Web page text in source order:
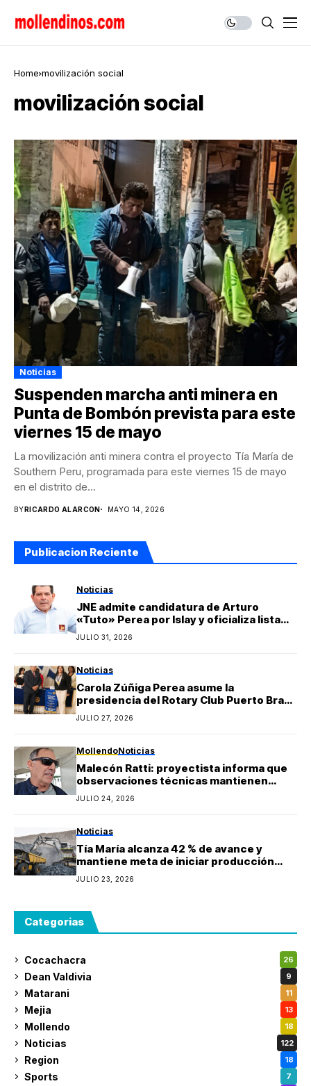
Home movilización social
movilización social
Noticias
Suspenden marcha anti minera en
Punta de Bombón prevista para este
viernes 15 de mayo
La movilización anti minera contra el proyecto Tía María de
Southern Peru, programada para este viernes 15 de mayo
en el distrito de...
BY RICARDO ALARCON MAYO 14, 2026
Publicacion Reciente
Noticias
JNE admite candidatura de Arturo
«Tuto» Perea por Islay y oficializa lista
regional de Yo Arequipa encabezada por
Berly Gonzales
JULIO 31, 2026
Noticias
Carola Zúñiga Perea asume la
presidencia del Rotary Club Puerto Bravo
Mollendo y anuncia proyectos sociales
para la provincia de Islay
JULIO 27, 2026
MollendoNoticias
Malecón Ratti: proyectista informa que
observaciones técnicas mantienen
paralizada la obra y estima reinicio en
agosto
JULIO 24, 2026
Noticias
Tía María alcanza 42 % de avance y
mantiene meta de iniciar producción
durante 2027
JULIO 23, 2026
Categorias
Cocachacra 26
Dean Valdivia 9
Matarani 11
Mejia 13
Mollendo 18
Noticias 122
Region 18
Sports 7